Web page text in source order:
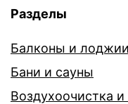
Разделы
Балконы и лоджии
Бани и сауны
Воздухоочистка